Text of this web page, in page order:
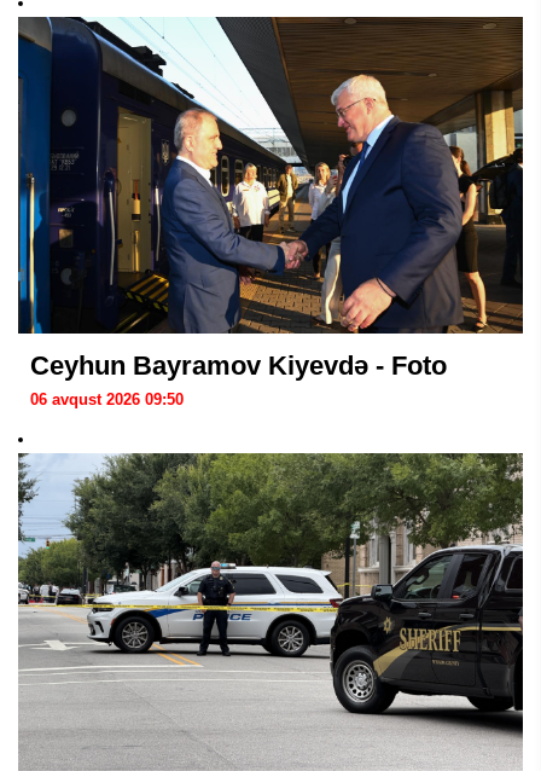
Ceyhun Bayramov Kiyevdə - Foto
06 avqust 2026 09:50